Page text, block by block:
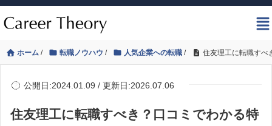
ホーム / 転職ノウハウ / 人気企業への転職 / 住友理工に転職すべ
公開日:2024.01.09 / 更新日:2026.07.06
住友理工に転職すべき？口コミでわかる特